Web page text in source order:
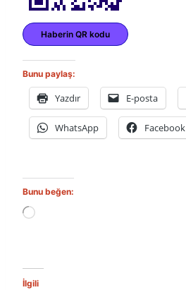
Haberin QR kodu
Bunu paylaş:
Yazdır E-posta
WhatsApp Facebook
Bunu beğen:
Y
n
İlgili